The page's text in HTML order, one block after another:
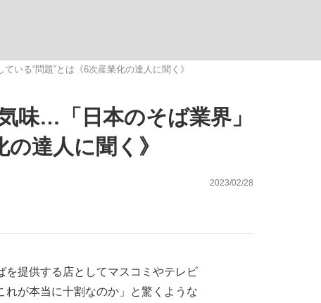
「クマが悪者扱いされているのが悲しい」『北の国から』
...
もっと見る
いる“問題”とは《6次産業化の達人に聞く》
味…「日本のそば業界」
達人に聞く》
2023/02/28
提供する店としてマスコミやテレビ
が本当に十割なのか」と驚くような